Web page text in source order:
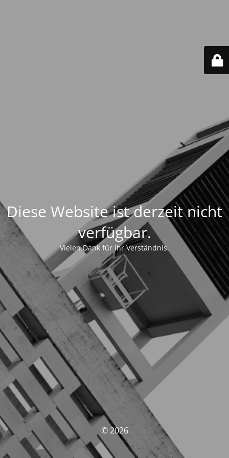
Diese Website ist derzeit nicht
verfügbar.
Vielen Dank für Ihr Verständnis.
© 2026